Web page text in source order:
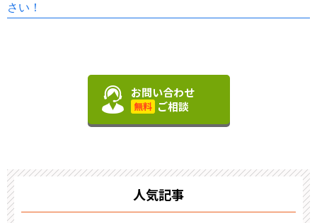
さい！
お問い合わせ
無料 ご相談
人気記事